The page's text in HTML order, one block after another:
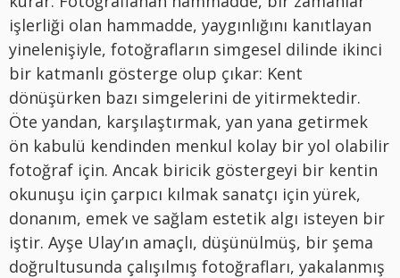
işlerliği olan hammadde, yaygınlığını kanıtlayan
yinelenişiyle, fotoğrafların simgesel dilinde ikinci
bir katmanlı gösterge olup çıkar: Kent
dönüşürken bazı simgelerini de yitirmektedir.
Öte yandan, karşılaştırmak, yan yana getirmek
ön kabulü kendinden menkul kolay bir yol olabilir
fotoğraf için. Ancak biricik göstergeyi bir kentin
okunuşu için çarpıcı kılmak sanatçı için yürek,
donanım, emek ve sağlam estetik algı isteyen bir
iştir. Ayşe Ulay’ın amaçlı, düşünülmüş, bir şema
doğrultusunda çalışılmış fotoğrafları, yakalanmış